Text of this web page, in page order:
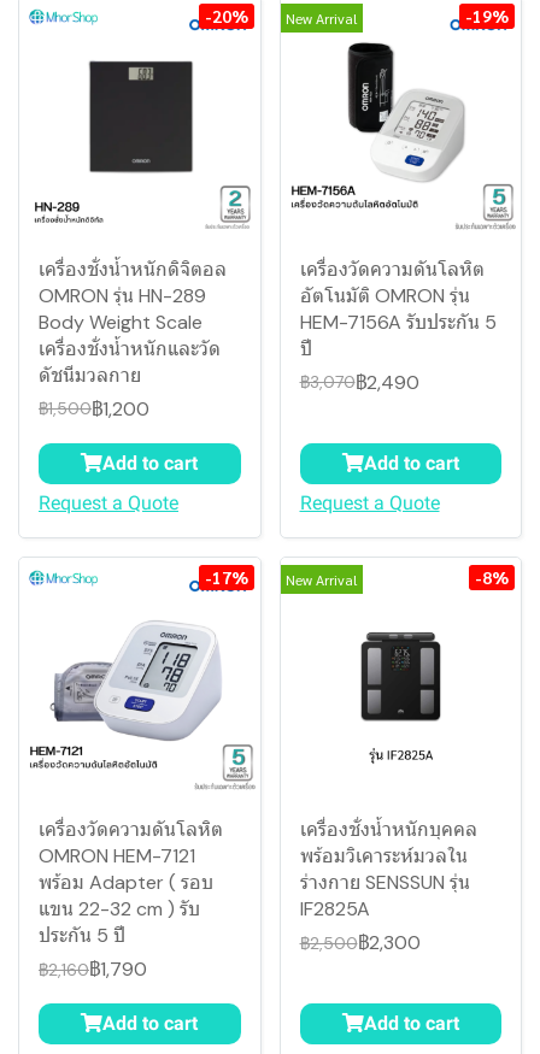
-20%
เครื่องชั่งน้ำหนักดิจิตอล
OMRON รุ่น HN-289
Body Weight Scale
เครื่องชั่งน้ำหนักและวัด
ดัชนีมวลกาย
฿1,500฿1,200
Add to cart
Request a Quote
New Arrival -19%
เครื่องวัดความดันโลหิต
อัตโนมัติ OMRON รุ่น
HEM-7156A รับประกัน 5
ปี
฿3,070฿2,490
Add to cart
Request a Quote
-17%
เครื่องวัดความดันโลหิต
OMRON HEM-7121
พร้อม Adapter ( รอบ
แขน 22-32 cm ) รับ
ประกัน 5 ปี
฿2,160฿1,790
Add to cart
New Arrival -8%
เครื่องชั่งน้ำหนักบุคคล
พร้อมวิเคาระห์มวลใน
ร่างกาย SENSSUN รุ่น
IF2825A
฿2,500฿2,300
Add to cart